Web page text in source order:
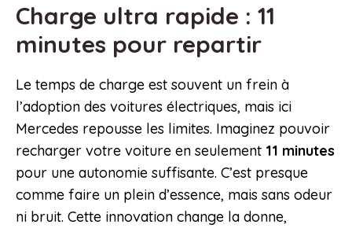
Charge ultra rapide : 11
minutes pour repartir
Le temps de charge est souvent un frein à
l’adoption des voitures électriques, mais ici
Mercedes repousse les limites. Imaginez pouvoir
recharger votre voiture en seulement 11 minutes
pour une autonomie suffisante. C’est presque
comme faire un plein d’essence, mais sans odeur
ni bruit. Cette innovation change la donne,